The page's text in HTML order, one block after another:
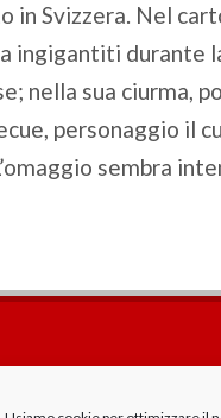
in Svizzera. Nel
ingigantiti durante
nella sua ciurma,
personaggio il
sembra